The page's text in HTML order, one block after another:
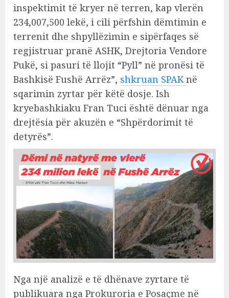
inspektimit të kryer në terren, kap vlerën
234,007,500 lekë, i cili përfshin dëmtimin e
terrenit dhe shpyllëzimin e sipërfaqes së
regjistruar pranë ASHK, Drejtoria Vendore
Pukë, si pasuri të llojit “Pyll” në pronësi të
Bashkisë Fushë Arrëz”, shkruan SPAK në
sqarimin zyrtar për këtë dosje. Ish
kryebashkiaku Fran Tuci është dënuar nga
drejtësia për akuzën e “Shpërdorimit të
detyrës”.
Nga një analizë e të dhënave zyrtare të
publikuara nga Prokuroria e Posaçme në